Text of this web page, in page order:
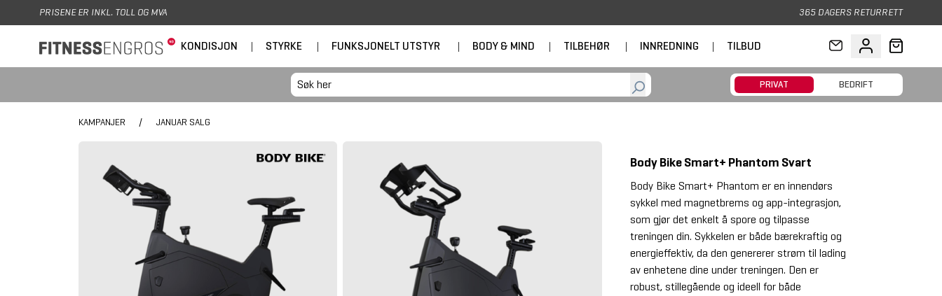
Hopp til hovedinnhold
PRISENE ER INKL. TOLL OG MVA 365 DAGERS RETURRETT
KONDISJON | STYRKE | FUNKSJONELT UTSTYR | BODY & MIND | TILBEHØR | INNREDNING | TILBUD
PRIVAT BEDRIFT
KAMPANJER / JANUAR SALG
Body Bike Smart+ Phantom Svart
Body Bike Smart+ Phantom er en innendørs
sykkel med magnetbrems og app-integrasjon,
som gjør det enkelt å spore og tilpasse
treningen din. Sykkelen er både bærekraftig og
energieffektiv, da den genererer strøm til lading
av enhetene dine under treningen. Den er
robust, stillegående og ideell for både